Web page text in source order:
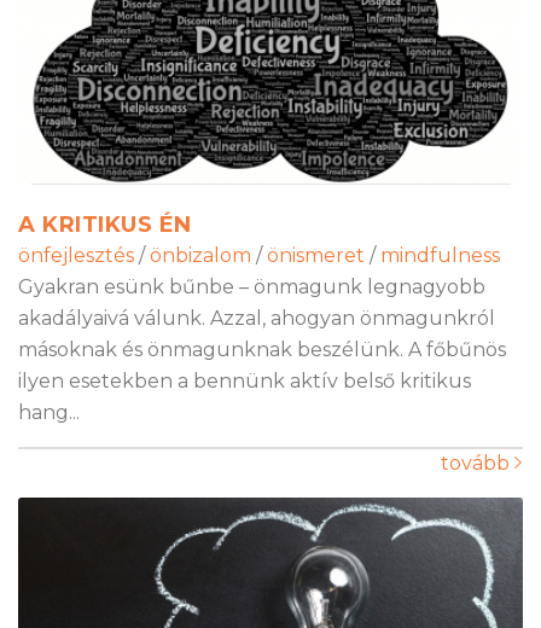
A KRITIKUS ÉN
önfejlesztés / önbizalom / önismeret / mindfulness
Gyakran esünk bűnbe – önmagunk legnagyobb
akadályaivá válunk. Azzal, ahogyan önmagunkról
másoknak és önmagunknak beszélünk. A főbűnös
ilyen esetekben a bennünk aktív belső kritikus
hang...
tovább